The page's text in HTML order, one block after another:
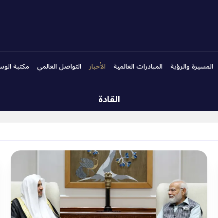
المسيرة والرؤية المبادرات العالمية الأخبار التواصل العالمي مكتبة
القادة